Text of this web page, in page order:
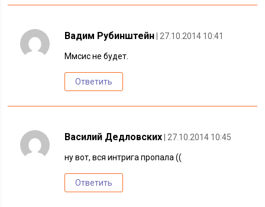
Вадим Рубинштейн | 27.10.2014 10:41
Ммсис не будет.
Ответить
Василий Дедловских | 27.10.2014 10:45
ну вот, вся интрига пропала ((
Ответить